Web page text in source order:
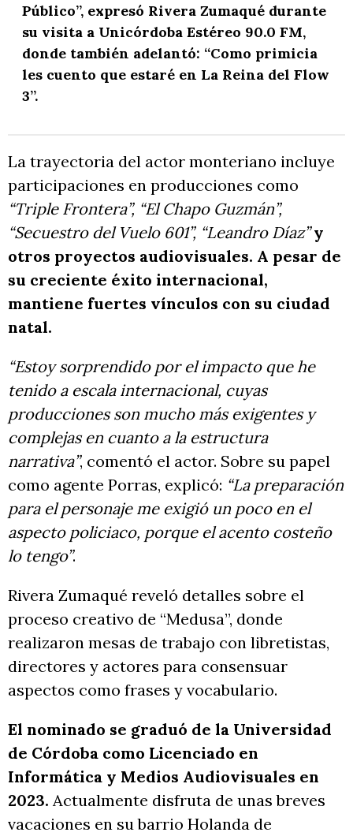
Público”, expresó Rivera Zumaqué durante
su visita a Unicórdoba Estéreo 90.0 FM,
donde también adelantó: “Como primicia
les cuento que estaré en La Reina del Flow
3”.
La trayectoria del actor monteriano incluye
participaciones en producciones como
“Triple Frontera”, “El Chapo Guzmán”,
“Secuestro del Vuelo 601”, “Leandro Díaz” y
otros proyectos audiovisuales. A pesar de
su creciente éxito internacional,
mantiene fuertes vínculos con su ciudad
natal.
“Estoy sorprendido por el impacto que he
tenido a escala internacional, cuyas
producciones son mucho más exigentes y
complejas en cuanto a la estructura
narrativa”, comentó el actor. Sobre su papel
como agente Porras, explicó: “La preparación
para el personaje me exigió un poco en el
aspecto policiaco, porque el acento costeño
lo tengo”.
Rivera Zumaqué reveló detalles sobre el
proceso creativo de “Medusa”, donde
realizaron mesas de trabajo con libretistas,
directores y actores para consensuar
aspectos como frases y vocabulario.
El nominado se graduó de la Universidad
de Córdoba como Licenciado en
Informática y Medios Audiovisuales en
2023. Actualmente disfruta de unas breves
vacaciones en su barrio Holanda de